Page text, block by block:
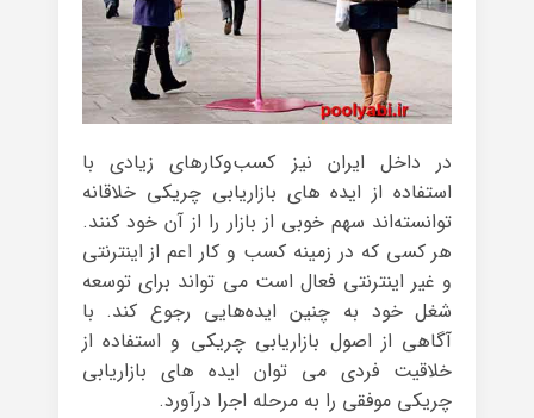
در داخل ایران نیز کسب‌وکارهای زیادی با
استفاده از ایده های بازاریابی چریکی خلاقانه
توانسته‌اند سهم خوبی از بازار را از آن خود کنند.
هر کسی که در زمینه کسب و کار اعم از اینترنتی
و غیر اینترنتی فعال است می تواند برای توسعه
شغل خود به چنین ایده‌هایی رجوع کند. با
آگاهی از اصول بازاریابی چریکی و استفاده از
خلاقیت فردی می توان ایده های بازاریابی
چریکی موفقی را به مرحله اجرا درآورد.